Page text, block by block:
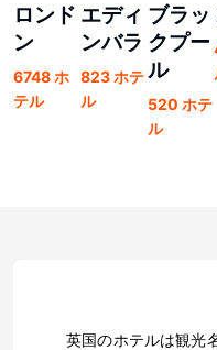
ロンド
ン
6748 ホ
テル
エディ
ンバラ
823 ホテ
ル
ブラッ
クプー
ル
520 ホテ
ル
英国のホテルは観光